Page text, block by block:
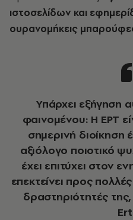
ιστοσελίδων και
ουρανομήκεις
Υπάρχει εξήγηση αυτού του θλιβερού
φαινομένου: Η ΕΡΤ
σημερινή διοίκηση
αξιόλογο ποιοτικό
έχει επιτύχει στον
επεκτείνει προς
δραστηριότητές